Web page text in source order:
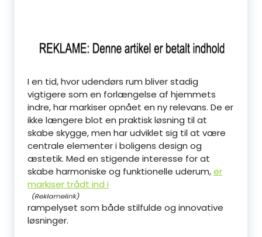
I en tid, hvor udendørs rum bliver stadig
vigtigere som en forlængelse af hjemmets
indre, har markiser opnået en ny relevans. De er
ikke længere blot en praktisk løsning til at
skabe skygge, men har udviklet sig til at være
centrale elementer i boligens design og
æstetik. Med en stigende interesse for at
skabe harmoniske og funktionelle uderum,er
markiser trådt ind i
rampelyset som både stilfulde og innovative
løsninger.